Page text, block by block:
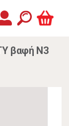
βαφή N3